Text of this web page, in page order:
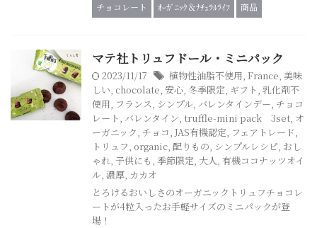
チョコレート ｵｰｶﾞﾆｯｸ＆ﾅﾁｭﾗﾙﾗｲﾌ 商品
マテ社トリュフドール・ミニパック
2023/11/17 植物性油脂不使用, France, 美味
しい, chocolate, 安心, 冬季限定, ギフト, 乳化剤不
使用, フランス, シンプル, バレンタインデー, チョコ
レート, バレンタイン, truffle-mini pack 3set, オ
ーガニック, チョコ, JAS有機認定, フェアトレード,
トリュフ, organic, 配りもの, シンプルレシピ, おし
ゃれ, 子供にも , 季節限定, 大人, 有機ココナッツオイ
ル, 濃厚, カカオ
とろけるおいしさのオーガニックトリュフチョコレ
ートが4粒入ったお手軽サイズのミニパックが登
場！